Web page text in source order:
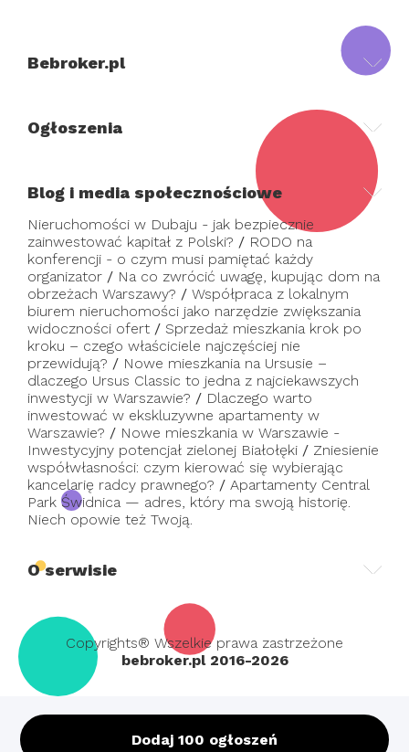
Dodaj 100 ogłoszeń
Bebroker.pl
Ogłoszenia
Blog i media społecznościowe
Nieruchomości w Dubaju - jak bezpiecznie
zainwestować kapitał z Polski? / RODO na
konferencji - o czym musi pamiętać każdy
organizator / Na co zwrócić uwagę, kupując dom na
obrzeżach Warszawy? / Współpraca z lokalnym
biurem nieruchomości jako narzędzie zwiększania
widoczności ofert / Sprzedaż mieszkania krok po
kroku – czego właściciele najczęściej nie
przewidują? / Nowe mieszkania na Ursusie –
dlaczego Ursus Classic to jedna z najciekawszych
inwestycji w Warszawie? / Dlaczego warto
inwestować w ekskluzywne apartamenty w
Warszawie? / Nowe mieszkania w Warszawie -
Inwestycyjny potencjał zielonej Białołęki / Zniesienie
współwłasności: czym kierować się wybierając
kancelarię radcy prawnego? / Apartamenty Central
Park Świdnica — adres, który ma swoją historię.
Niech opowie też Twoją.
O serwisie
Copyrights® Wszelkie prawa zastrzeżone
bebroker.pl 2016-2026